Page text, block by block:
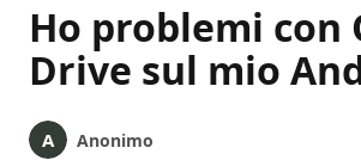
Ho problemi con
Drive sul mio
Anonimo